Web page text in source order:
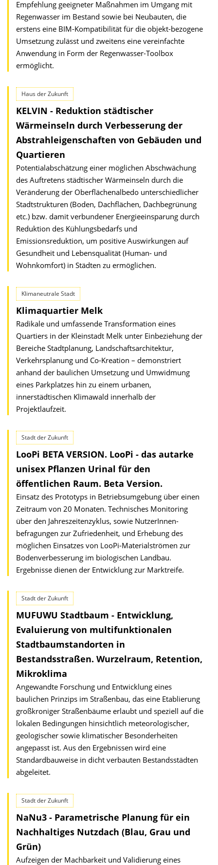
Empfehlung geeigneter Maßnahmen im Umgang mit
Regenwasser im Bestand sowie bei Neubauten, die
erstens eine BIM-Kompatibilität für die objekt-bezogene
Umsetzung zulässt und zweitens eine vereinfachte
Anwendung in Form der Regenwasser-Toolbox
ermöglicht.
Haus der Zukunft
KELVIN - Reduktion städtischer
Wärmeinseln durch Verbesserung der
Abstrahleigenschaften von Gebäuden und
Quartieren
Potentialabschätzung einer möglichen Abschwächung
des Auftretens städtischer Wärmeinseln durch die
Veränderung der Oberflächenalbedo unterschiedlicher
Stadtstrukturen (Boden, Dachflächen, Dachbegrünung
etc.) bzw. damit verbundener Energieeinsparung durch
Reduktion des Kühlungsbedarfs und
Emissionsreduktion, um positive Auswirkungen auf
Gesundheit und Lebensqualität (Human- und
Wohnkomfort) in Städten zu ermöglichen.
Klimaneutrale Stadt
Klimaquartier Melk
Radikale und umfassende Transformation eines
Quartiers in der Kleinstadt Melk unter Einbeziehung der
Bereiche Stadtplanung, Landschaftsarchitektur,
Verkehrs­planung und Co-Kreation – demonstriert
anhand der baulichen Umsetzung und Umwidmung
eines Parkplatzes hin zu einem urbanen,
innerstädtischen Klimawald innerhalb der
Projektlaufzeit.
Stadt der Zukunft
LooPi BETA VERSION. LooPi - das autarke
unisex Pflanzen Urinal für den
öffentlichen Raum. Beta Version.
Einsatz des Prototyps in Betriebsumgebung über einen
Zeitraum von 20 Monaten. Technisches Monitoring
über den Jahreszeitenzyklus, sowie NutzerInnen­
befragungen zur Zufriedenheit, und Erhebung des
möglichen Einsatzes von LooPi-Materialströmen zur
Bodenverbesserung im biologischen Landbau.
Ergebnisse dienen der Entwicklung zur Marktreife.
Stadt der Zukunft
MUFUWU Stadtbaum - Entwicklung,
Evaluierung von multifunktionalen
Stadtbaumstandorten in
Bestandsstraßen. Wurzelraum, Retention,
Mikroklima
Angewandte Forschung und Entwicklung eines
baulichen Prinzips im Straßenbau, das eine Etablierung
großkroniger Straßenbäume erlaubt und speziell auf die
lokalen Bedingungen hinsichtlich meteorologischer,
geologischer sowie klimatischer Besonderheiten
angepasst ist. Aus den Ergebnissen wird eine
Standardbauweise in dicht verbauten Bestandsstädten
abgeleitet.
Stadt der Zukunft
NaNu3 - Parametrische Planung für ein
Nachhaltiges Nutzdach (Blau, Grau und
Grün)
Aufzeigen der Machbarkeit und Validierung eines